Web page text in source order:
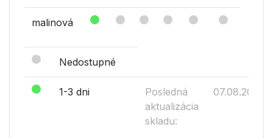
malinová
Nedostupné
1-3 dni
Posledná
aktualizácia
skladu:
07.08.2026